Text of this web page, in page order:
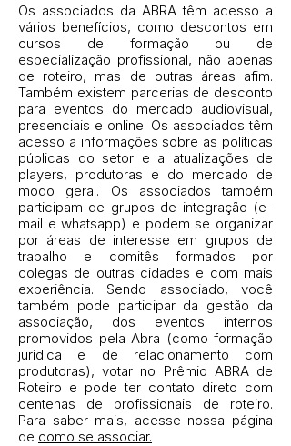
Os associados da ABRA têm acesso a
vários benefícios, como descontos em
cursos de formação ou de
especialização profissional, não apenas
de roteiro, mas de outras áreas afim.
Também existem parcerias de desconto
para eventos do mercado audiovisual,
presenciais e online. Os associados têm
acesso a informações sobre as políticas
públicas do setor e a atualizações de
players, produtoras e do mercado de
modo geral. Os associados também
participam de grupos de integração (e-
mail e whatsapp) e podem se organizar
por áreas de interesse em grupos de
trabalho e comitês formados por
colegas de outras cidades e com mais
experiência. Sendo associado, você
também pode participar da gestão da
associação, dos eventos internos
promovidos pela Abra (como formação
jurídica e de relacionamento com
produtoras), votar no Prêmio ABRA de
Roteiro e pode ter contato direto com
centenas de profissionais de roteiro.
Para saber mais, acesse nossa página
de como se associar.